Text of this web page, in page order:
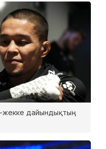
дайындықтың